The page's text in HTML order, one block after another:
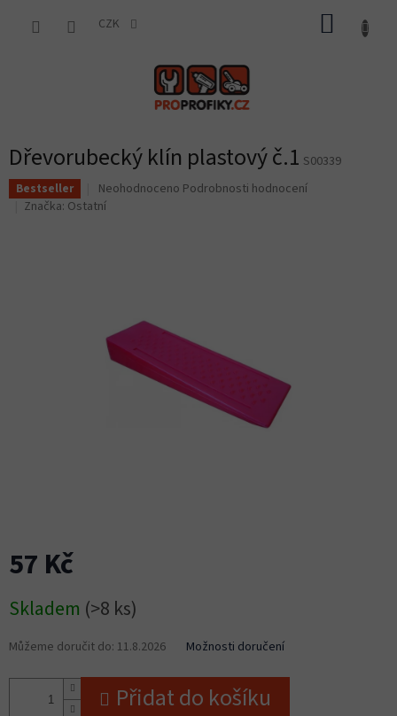
CZK
Dřevorubecký klín plastový č.1 S00339
Bestseller
Průměrné
hodnocení
Neohodnoceno Podrobnosti hodnocení
Značka: Ostatní
57 Kč
cena:
Skladem (>8 ks)
Můžeme doručit do: 11.8.2026 Možnosti doručení
Přidat do košíku